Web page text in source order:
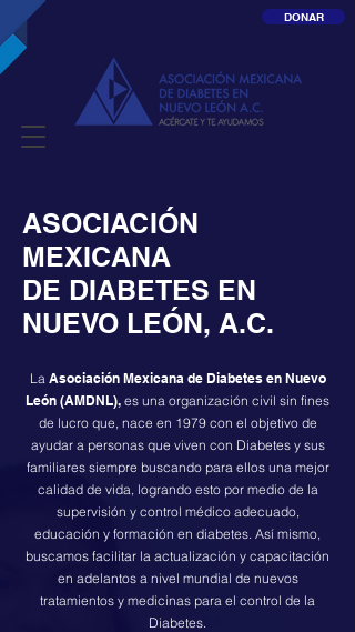
DONAR
ASOCIACIÓN
MEXICANA
DE DIABETES EN
NUEVO LEÓN, A.C.
LaAsociación Mexicana de Diabetes en Nuevo
León (AMDNL), es una organización civil sin fines
de lucro que, nace en 1979 con el objetivo de
ayudar a personas que viven con Diabetes y sus
familiares siempre buscando para ellos una mejor
calidad de vida, logrando esto por medio de la
supervisión y control médico adecuado,
educación y formación en diabetes. Así mismo,
buscamos facilitar la actualización y capacitación
en adelantos a nivel mundial de nuevos
tratamientos y medicinas para el control de la
Diabetes.